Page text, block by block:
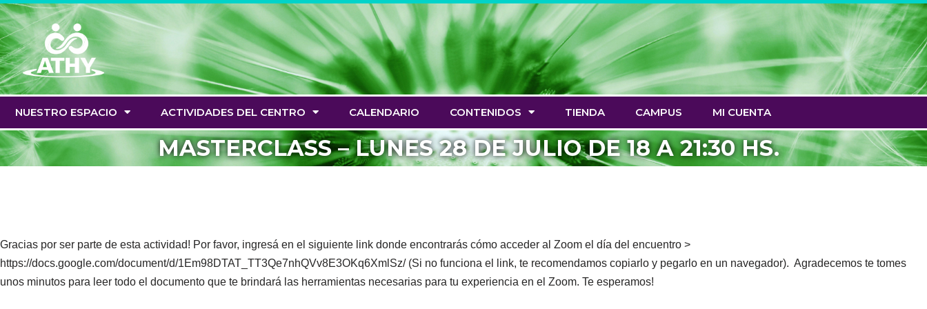
Saltar
al
contenido
NUESTRO ESPACIO ACTIVIDADES DEL CENTRO CALENDARIO CONTENIDOS TIENDA CAMPUS MI CUENTA
MASTERCLASS – LUNES 28 DE JULIO DE 18 A 21:30 HS.
Gracias por ser parte de esta actividad! Por favor, ingresá en el siguiente link donde encontrarás cómo acceder al Zoom el día del encuentro >
https://docs.google.com/document/d/1Em98DTAT_TT3Qe7nhQVv8E3OKq6XmlSz/ (Si no funciona el link, te recomendamos copiarlo y pegarlo en un navegador). Agradecemos te tomes
unos minutos para leer todo el documento que te brindará las herramientas necesarias para tu experiencia en el Zoom. Te esperamos!